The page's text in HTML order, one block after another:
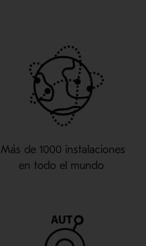
Más de 1000 instalaciones
en todo el mundo